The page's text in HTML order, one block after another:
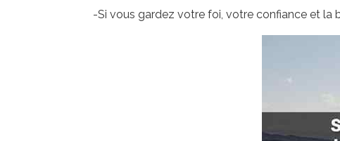
-Si vous gardez votre foi, votre confiance et la